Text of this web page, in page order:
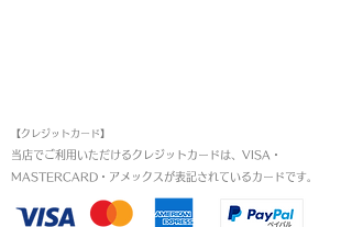
benefit from this item.
way to build trust and
reassure your customers that
they can buy with confidence.
and cost. Providing
straightforward information
about your shipping policy is a
great way to build trust and
【クレジットカード】
当店でご利用いただけるクレジットカードは、VISA・
MASTERCARD・アメックスが表記されているカードです。​